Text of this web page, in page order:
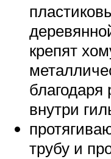
крепят
благодаря
внутри
трубу и